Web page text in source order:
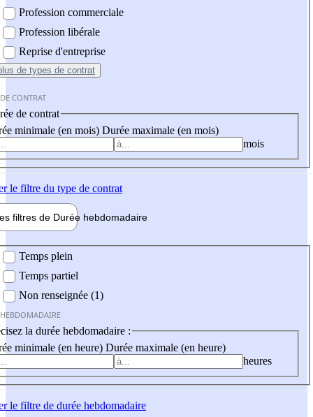
Profession commerciale
Profession libérale
Reprise d'entreprise
de types de contrat
CONTRAT
de contrat
minimale (en mois) Durée maximale (en mois)
mois
le filtre du type de contrat
filtres de Durée hebdomadaire
Temps plein
Temps partiel
Non renseignée (1)
la durée hebdomadaire :
minimale (en heure) Durée maximale (en heure)
heures
le filtre de durée hebdomadaire